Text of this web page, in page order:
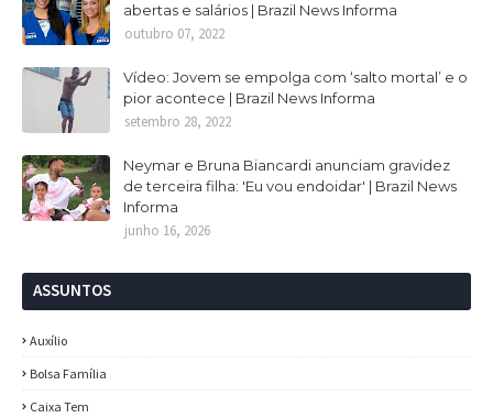
abertas e salários | Brazil News Informa
outubro 07, 2022
Vídeo: Jovem se empolga com ‘salto mortal’ e o
pior acontece | Brazil News Informa
setembro 28, 2022
Neymar e Bruna Biancardi anunciam gravidez
de terceira filha: 'Eu vou endoidar' | Brazil News
Informa
junho 16, 2026
ASSUNTOS
Auxílio
Bolsa Família
Caixa Tem